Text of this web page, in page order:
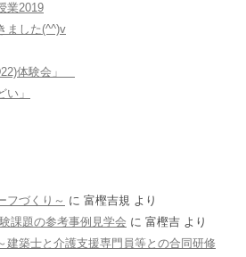
業2019
ました(^^)v
体験会」
い」
フづくり～ に 富樫吉規 より
課題の参考事例見学会 に 富樫吉 より
建築士と介護支援専門員等との合同研修